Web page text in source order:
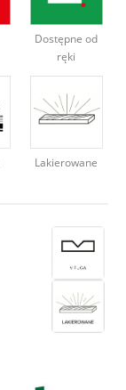
Dostępne od
ręki
Lakierowane